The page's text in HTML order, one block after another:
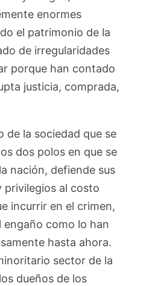
enormes
el patrimonio de la
de irregularidades
porque han contado
justicia, comprada,
de la sociedad que se
dos polos en que se
nación, defiende sus
privilegios al costo
incurrir en el crimen,
engaño como lo han
hasta ahora.
sector de la
dueños de los